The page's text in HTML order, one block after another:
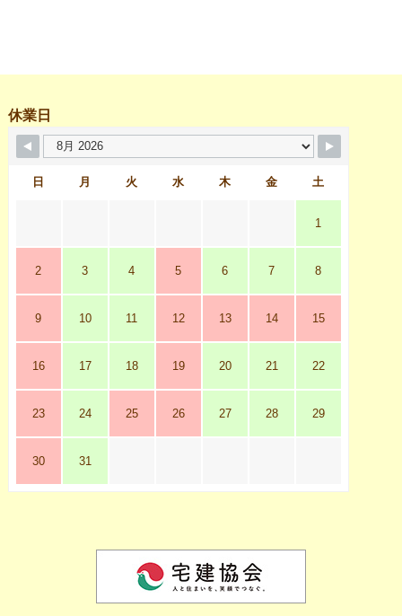
休業日
日 月 火 水 木 金 土
1
2 3 4 5 6 7 8
9 10 11 12 13 14 15
16 17 18 19 20 21 22
23 24 25 26 27 28 29
30 31